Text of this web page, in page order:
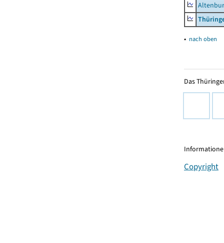
▴ nach oben
Das
Copyright